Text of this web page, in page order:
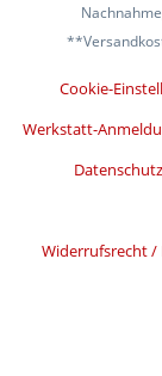
Cookie-
Werkstatt-
Datenschutz
Widerrufsrecht